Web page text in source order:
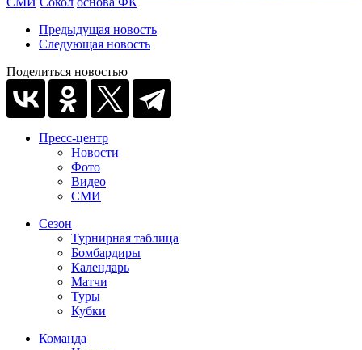
Предыдущая новость
Следующая новость
Поделиться новостью
Пресс-центр
Новости
Фото
Видео
СМИ
Сезон
Турнирная таблица
Бомбардиры
Календарь
Матчи
Туры
Кубки
Команда